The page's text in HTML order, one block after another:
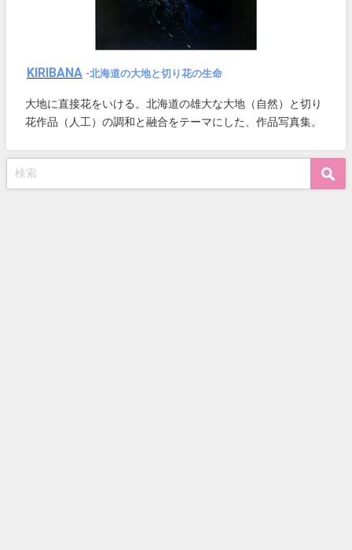
KIRIBANA -北海道の大地と切り花の生命
大地に直接花をいける。北海道の雄大な大地（自然）と切り
花作品（人工）の調和と融合をテーマにした、作品写真集。